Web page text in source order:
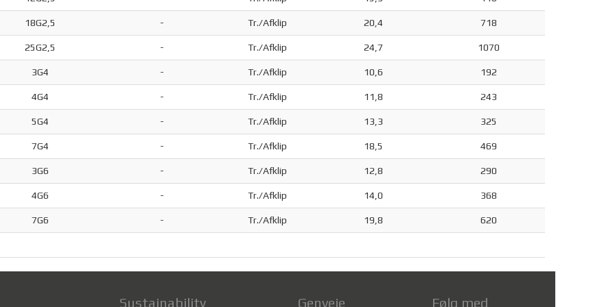
18G2,5 - Tr./Afklip 20,4 718
25G2,5 - Tr./Afklip 24,7 1070
3G4 - Tr./Afklip 10,6 192
4G4 - Tr./Afklip 11,8 243
5G4 - Tr./Afklip 13,3 325
7G4 - Tr./Afklip 18,5 469
3G6 - Tr./Afklip 12,8 290
4G6 - Tr./Afklip 14,0 368
7G6 - Tr./Afklip 19,8 620
Sustainability Genveje Følg med